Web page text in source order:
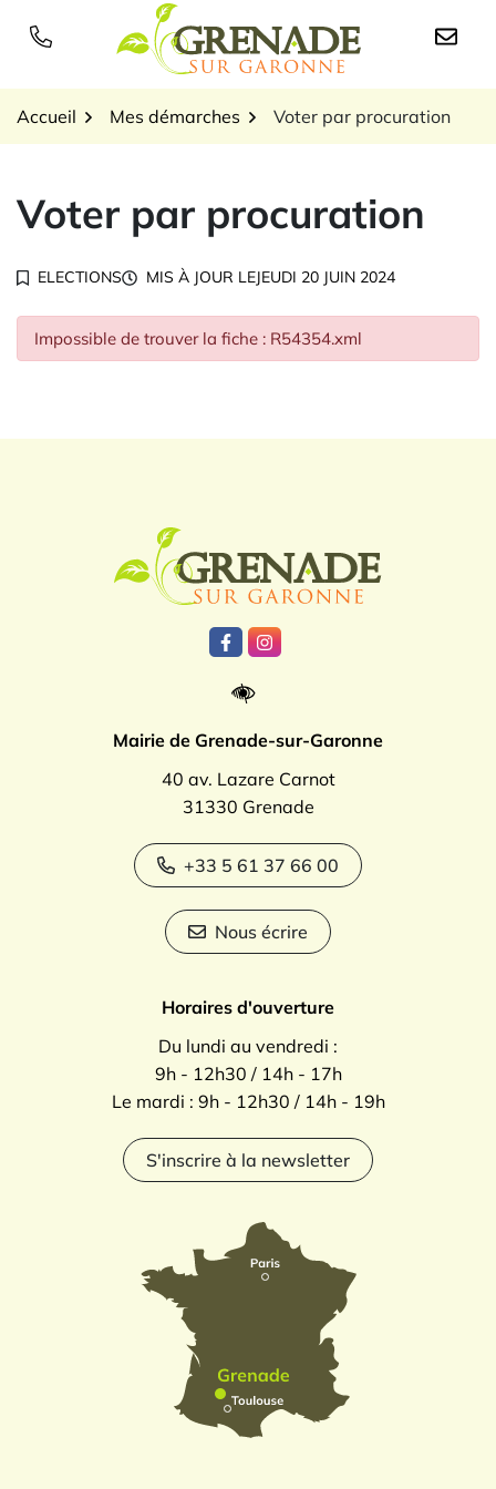
Logo Grenade sur
Accueil Mes démarches Voter par procuration
Voter par procuration
ELECTIONS MIS À JOUR LEJEUDI 20 JUIN 2024
Impossible de trouver la fiche : R54354.xml
Lien vers le compte Facebook
Lien vers le compte
Mairie de Grenade-sur-Garonne
40 av. Lazare Carnot
31330 Grenade
+33 5 61 37 66 00
Nous écrire
Horaires d'ouverture
Du lundi au vendredi :
9h - 12h30 / 14h - 17h
Le mardi : 9h - 12h30 / 14h - 19h
S'inscrire à la newsletter